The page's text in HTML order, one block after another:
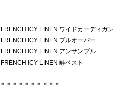
ICY LINEN ワイドカーディガン
ICY LINEN プルオーバー
ICY LINEN アンサンブル
ICY LINEN 畦ベスト
＊＊＊＊＊＊＊＊＊